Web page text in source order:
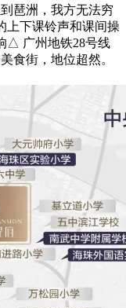
琶洲，我方无法穷
上下课铃声和课间操
△ 广州地铁28号线
食街，地位超然。